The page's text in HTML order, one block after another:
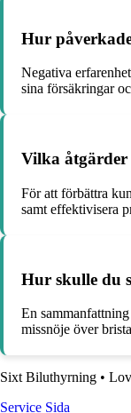
Hur
Negativa
sina försäkringar
Vilka åtgärder
För att förbättra
samt effektivisera
Hur skulle du
En
missnöje över
Sixt Biluthyrning •
Service Sida